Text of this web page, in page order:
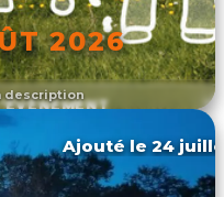
description
2026
Ajouté le 24